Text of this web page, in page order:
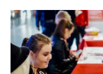
Ta sekcja zawiera